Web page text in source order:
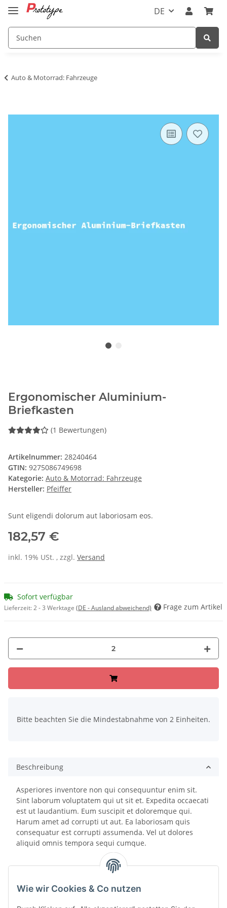
DE
Auto & Motorrad: Fahrzeuge
Ergonomischer Aluminium-
Briefkasten
(1 Bewertungen)
Artikelnummer: 28240464
GTIN: 9275086749698
Kategorie: Auto & Motorrad: Fahrzeuge
Hersteller: Pfeiffer
Sunt eligendi dolorum aut laboriosam eos.
182,57 €
inkl. 19% USt. , zzgl. Versand
Sofort verfügbar
Lieferzeit:2 - 3 Werktage (DE - Ausland abweichend) Frage zum Artikel
Bitte beachten Sie die Mindestabnahme von 2 Einheiten.
Beschreibung
Asperiores inventore non qui consequuntur enim sit.
Sint laborum voluptatem qui ut sit et. Expedita occaecati
est ut laudantium. Eum suscipit et doloremque qui.
Harum amet ad corrupti ut aut. Ea laboriosam quis
consequatur est corrupti assumenda. Vel ut dolores
aliquid omnis tempora sequi cumque.
Wie wir Cookies & Co nutzen